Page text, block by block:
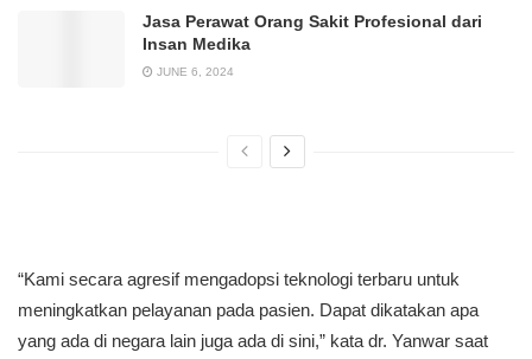
Jasa Perawat Orang Sakit Profesional dari
Insan Medika
JUNE 6, 2024
“Kami secara agresif mengadopsi teknologi terbaru untuk
meningkatkan pelayanan pada pasien. Dapat dikatakan apa
yang ada di negara lain juga ada di sini,” kata dr. Yanwar saat